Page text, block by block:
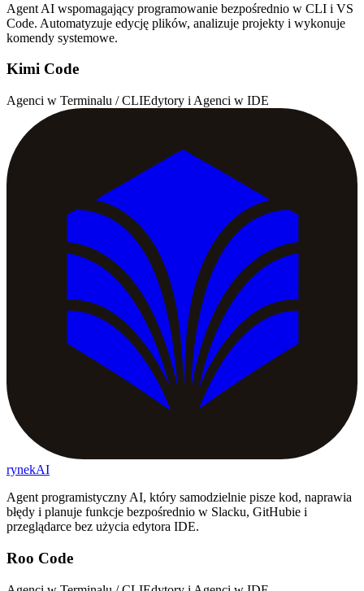
Agent AI wspomagający programowanie bezpośrednio w CLI i VS
Code. Automatyzuje edycję plików, analizuje projekty i wykonuje
komendy systemowe.
Kimi Code
Agenci w Terminalu / CLIEdytory i Agenci w IDE
rynekAI
Agent programistyczny AI, który samodzielnie pisze kod, naprawia
błędy i planuje funkcje bezpośrednio w Slacku, GitHubie i
przeglądarce bez użycia edytora IDE.
Roo Code